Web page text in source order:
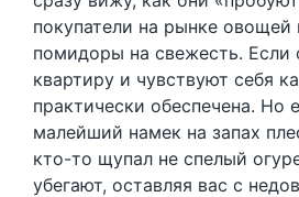
покупатели на рынке
помидоры на свежесть. Если
квартиру и чувствуют себя
практически обеспечена. Но
малейший намек на запах
кто-то щупал не спелый
убегают, оставляя вас с